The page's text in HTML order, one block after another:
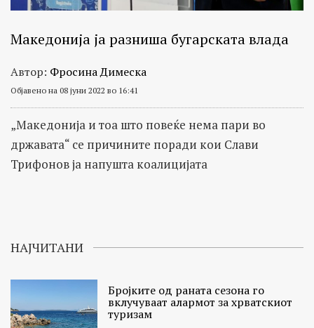
Македонија ја разниша бугарската влада
Автор: Фросина Димеска
Објавено на 08 јуни 2022 во 16:41
„Македонија и тоа што повеќе нема пари во
државата“ се причините поради кои Слави
Трифонов ја напушта коалицијата
НАЈЧИТАНИ
Бројките од раната сезона го
вклучуваат алармот за хрватскиот
туризам